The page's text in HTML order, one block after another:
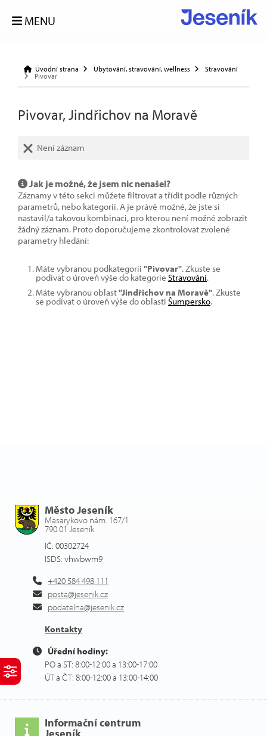
MENU
Úvodní strana Ubytování, stravování, wellness
Stravování
Pivovar
Pivovar, Jindřichov na Moravě
Není záznam
Jak je možné, že jsem nic nenašel?
Záznamy v této sekci můžete filtrovat a třídit podle různých
parametrů, nebo kategorií. A je právě možné, že jste si
nastavil/a takovou kombinaci, pro kterou není možné zobrazit
žádný záznam. Proto doporučujeme zkontrolovat zvolené
parametry hledání:
Máte vybranou podkategorii "Pivovar". Zkuste se
podívat o úroveň výše do kategorie Stravování.
Máte vybranou oblast"Jindřichov na Moravě". Zkuste
se podívat o úroveň výše do oblasti Šumpersko.
Město Jeseník
Masarykovo nám. 167/1
790 01 Jeseník
IČ: 00302724
ISDS: vhwbwm9
+420 584 498 111
posta@jesenik.cz
podatelna@jesenik.cz
Kontakty
Úřední hodiny:
PO a ST: 8:00-12:00 a 13:00-17:00
ÚT a ČT: 8:00-12:00 a 13:00-14:00
Informační centrum